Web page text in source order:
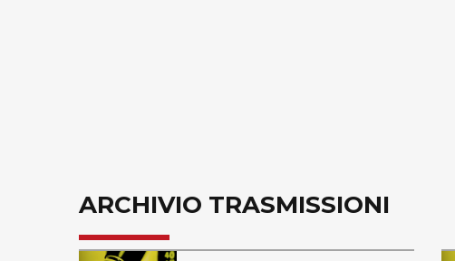
ARCHIVIO TRASMISSIONI